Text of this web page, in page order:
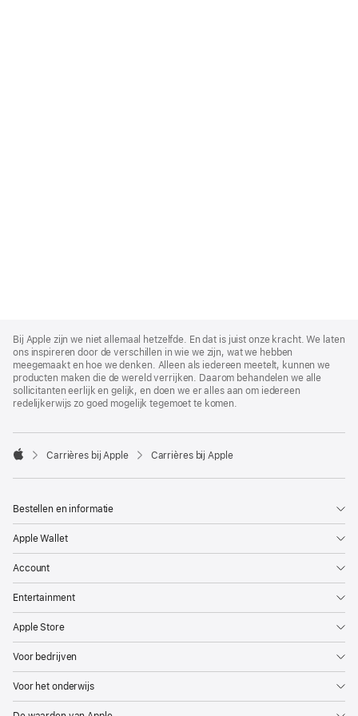
Footer
Bij Apple zijn we niet allemaal hetzelfde. En dat is juist onze kracht. We laten
ons inspireren door de verschillen in wie we zijn, wat we hebben
meegemaakt en hoe we denken. Alleen als iedereen meetelt, kunnen we
producten maken die de wereld verrijken. Daarom behandelen we alle
sollicitanten eerlijk en gelijk, en doen we er alles aan om iedereen
redelijkerwijs zo goed mogelijk tegemoet te komen.

Carrières bij Apple Carrières bij Apple
Bestellen en informatie
Apple Wallet
Account
Entertainment
Apple Store
Voor bedrijven
Voor het onderwijs